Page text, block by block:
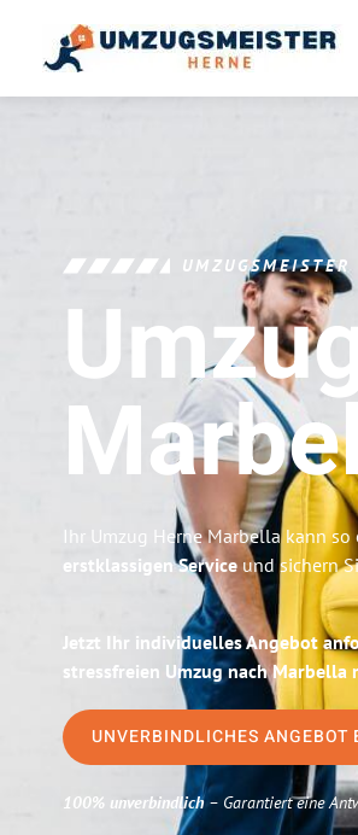
UMZUGSMEISTER
Ihr Umzug Herne Marbella kann
erstklassigen Service und sichern
Jetzt Ihr individuelles Angebot
stressfreien Umzug nach Marbella
UNVERBINDLICHES ANGEBOT
100% unverbindlich– Garantiert eine